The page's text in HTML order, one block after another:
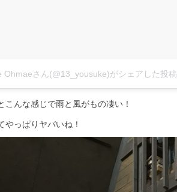
Ohmaeさん(@13_yousuke)がシェアした投稿
こんな感じで雨と風がもの凄い！
やっぱりヤバいね！